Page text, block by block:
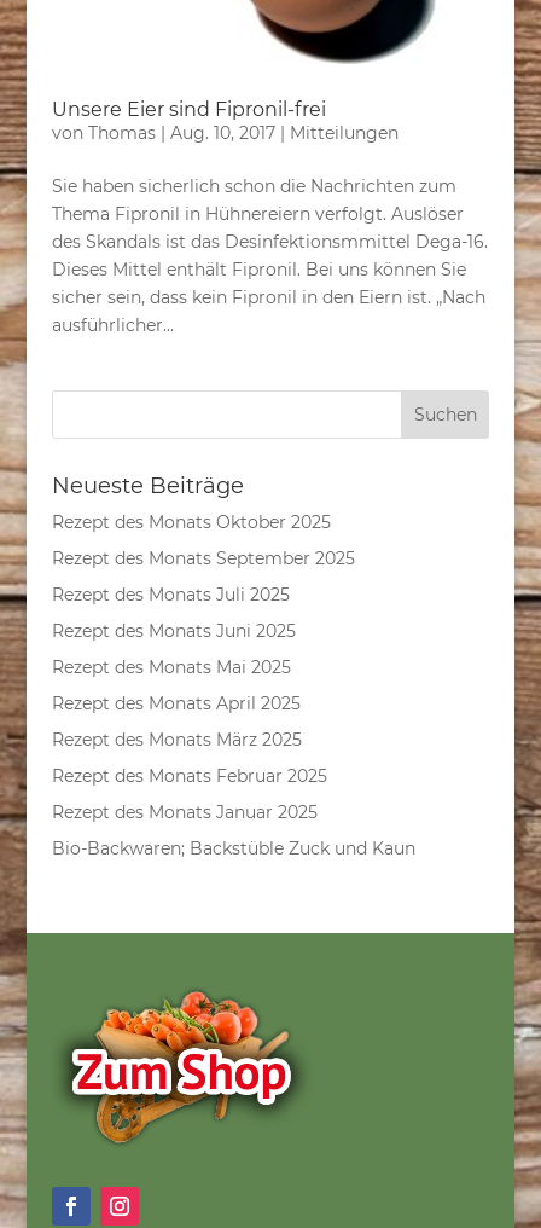
Unsere Eier sind Fipronil-frei
von Thomas| Aug. 10, 2017| Mitteilungen
Sie haben sicherlich schon die Nachrichten zum
Thema Fipronil in Hühnereiern verfolgt. Auslöser
des Skandals ist das Desinfektionsmmittel Dega-16.
Dieses Mittel enthält Fipronil. Bei uns können Sie
sicher sein, dass kein Fipronil in den Eiern ist. „Nach
ausführlicher...
Neueste Beiträge
Rezept des Monats Oktober 2025
Rezept des Monats September 2025
Rezept des Monats Juli 2025
Rezept des Monats Juni 2025
Rezept des Monats Mai 2025
Rezept des Monats April 2025
Rezept des Monats März 2025
Rezept des Monats Februar 2025
Rezept des Monats Januar 2025
Bio-Backwaren; Backstüble Zuck und Kaun